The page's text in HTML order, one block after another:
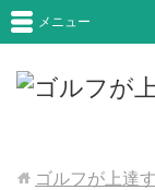
メニュー
ゴルフが上達